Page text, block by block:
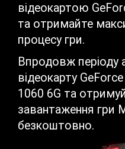
відеокартою
та отримайте
процесу гри.
Впродовж періоду
відеокарту
1060 6G та
завантаження гри
безкоштовно.